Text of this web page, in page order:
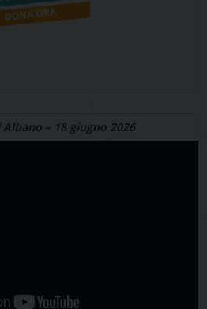
– 18 giugno 2026